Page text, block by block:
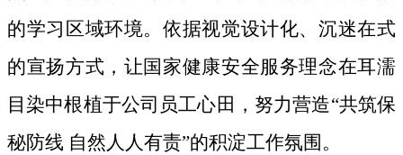
的学习区域环境。依据视觉设计化、沉迷在式
的宣扬方式，让国家健康安全服务理念在耳濡
目染中根植于公司员工心田，努力营造“共筑保
秘防线 自然人人有责”的积淀工作氛围。